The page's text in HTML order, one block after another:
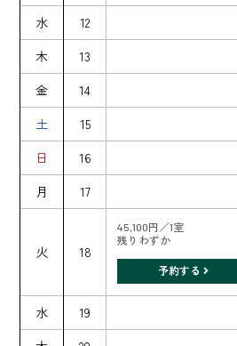
水
12
木
13
金
14
土
15
日
16
月
17
火 18
45,100円／1室
残りわずか
予約する
水
19